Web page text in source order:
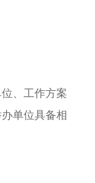
、工作方案
单位具备相